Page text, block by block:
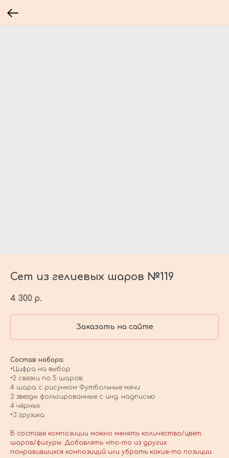
Сет из гелиевых шаров №119
4 300 р.
Заказать на сайте
Состав набора:
•Цифра на выбор
•2 связки по 5 шаров:
4 шара с рисунком Футбольные мячи
2 звезды фольгированные с инд. надписью
4 чёрных
•3 грузика
В составе композиции можно менять количество/цвет
шаров/фигуры. Добавлять что-то из других
понравившихся композиций или убрать какие-то позиции.